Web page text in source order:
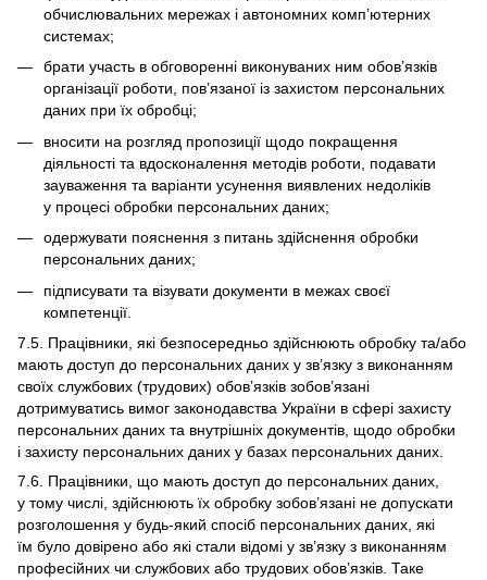
обчислювальних мережах і автономних комп’ютерних
системах;
брати участь в обговоренні виконуваних ним обов’язків
організації роботи, пов’язаної із захистом персональних
даних при їх обробці;
вносити на розгляд пропозиції щодо покращення
діяльності та вдосконалення методів роботи, подавати
зауваження та варіанти усунення виявлених недоліків
у процесі обробки персональних даних;
одержувати пояснення з питань здійснення обробки
персональних даних;
підписувати та візувати документи в межах своєї
компетенції.
7.5. Працівники, які безпосередньо здійснюють обробку та/або
мають доступ до персональних даних у зв’язку з виконанням
своїх службових (трудових) обов’язків зобов’язані
дотримуватись вимог законодавства України в сфері захисту
персональних даних та внутрішніх документів, щодо обробки
і захисту персональних даних у базах персональних даних.
7.6. Працівники, що мають доступ до персональних даних,
у тому числі, здійснюють їх обробку зобов’язані не допускати
розголошення у будь-який спосіб персональних даних, які
їм було довірено або які стали відомі у зв’язку з виконанням
професійних чи службових або трудових обов’язків. Таке